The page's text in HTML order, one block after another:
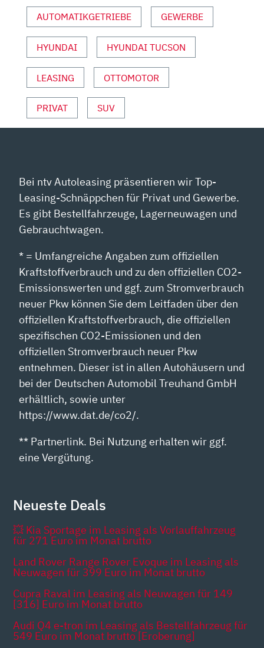
CONNY
POLTERSDORF“
VON
YOUTUBE
AUTOMATIKGETRIEBE GEWERBE
HYUNDAI HYUNDAI TUCSON
LEASING OTTOMOTOR
PRIVAT SUV
Bei ntv Autoleasing präsentieren wir Top-
Leasing-Schnäppchen für Privat und Gewerbe.
Es gibt Bestellfahrzeuge, Lagerneuwagen und
Gebrauchtwagen.
* = Umfangreiche Angaben zum offiziellen
Kraftstoffverbrauch und zu den offiziellen CO2-
Emissionswerten und ggf. zum Stromverbrauch
neuer Pkw können Sie dem Leitfaden über den
offiziellen Kraftstoffverbrauch, die offiziellen
spezifischen CO2-Emissionen und den
offiziellen Stromverbrauch neuer Pkw
entnehmen. Dieser ist in allen Autohäusern und
bei der Deutschen Automobil Treuhand GmbH
erhältlich, sowie unter
https://www.dat.de/co2/.
** Partnerlink. Bei Nutzung erhalten wir ggf.
eine Vergütung.
Neueste Deals
💥 Kia Sportage im Leasing als Vorlauffahrzeug
für 271 Euro im Monat brutto
Land Rover Range Rover Evoque im Leasing als
Neuwagen für 399 Euro im Monat brutto
Cupra Raval im Leasing als Neuwagen für 149
[316] Euro im Monat brutto
Audi Q4 e-tron im Leasing als Bestellfahrzeug für
549 Euro im Monat brutto [Eroberung]